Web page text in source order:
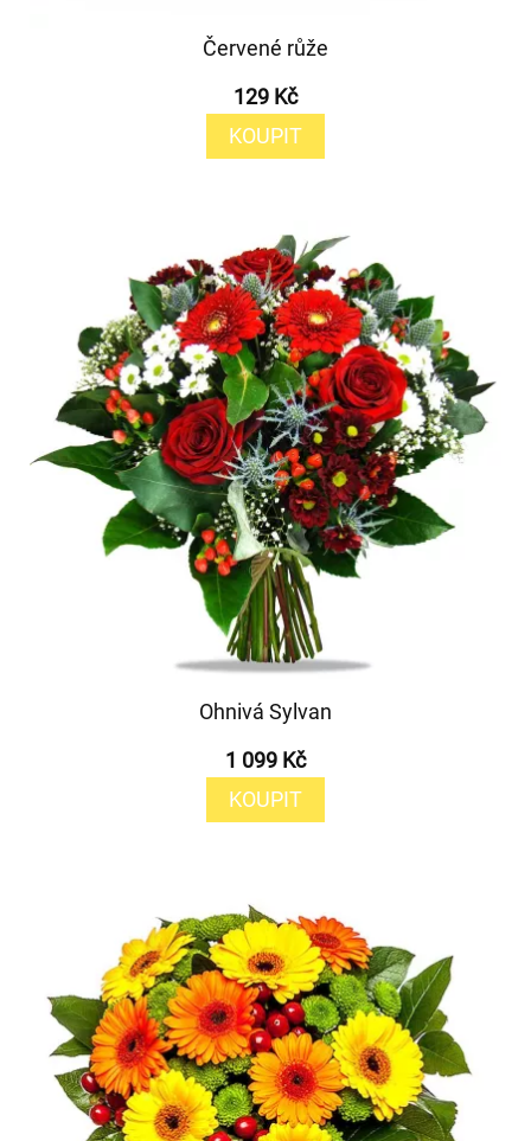
Červené růže
129 Kč
KOUPIT
Ohnivá Sylvan
1 099 Kč
KOUPIT